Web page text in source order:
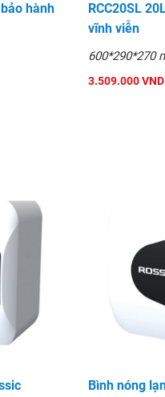
nóng lạnh Rossi Perito Pro
hành
RCC20SL
vĩnh viễn
600*290*270
3.509.000 VND
Bình nóng